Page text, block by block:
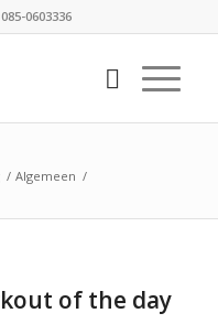
0603336
/ Algemeen /
of the day